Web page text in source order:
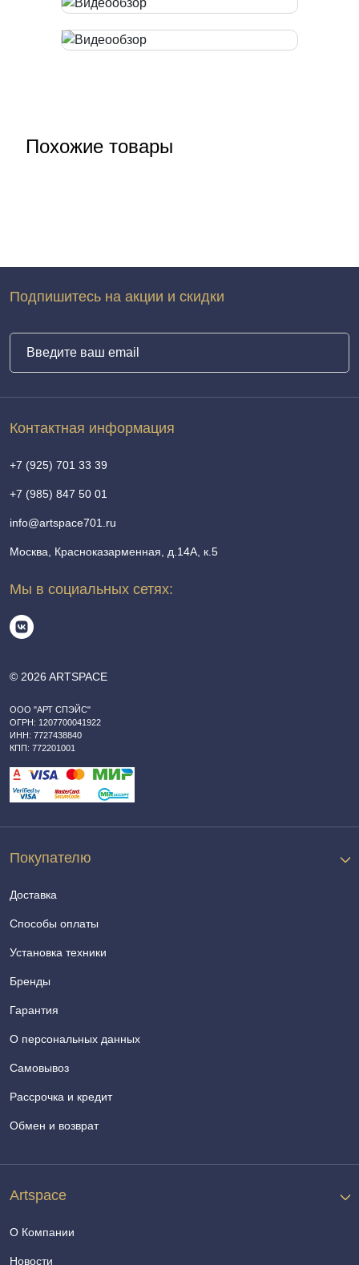
Похожие товары
© 2026 ARTSPACE
ООО "АРТ СПЭЙС"
ОГРН: 1207700041922
ИНН: 7727438840
КПП: 772201001
Покупателю
Доставка
Способы оплаты
Установка техники
Бренды
Гарантия
О персональных данных
Самовывоз
Рассрочка и кредит
Обмен и возврат
Artspace
О Компании
Новости
Контактная информация
+7 (925) 701 33 39
+7 (985) 847 50 01
info@artspace701.ru
Москва, Красноказарменная, д.14А, к.5
Мы в социальных сетях:
Подпишитесь на акции и скидки